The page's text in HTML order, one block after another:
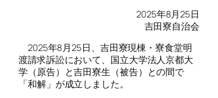
2025年8月25日
吉田寮自治会
2025年8月25日、吉田寮現棟・寮食堂明
渡請求訴訟において、国立大学法人京都大
学（原告）と吉田寮生（被告）との間で
「和解」が成立しました。